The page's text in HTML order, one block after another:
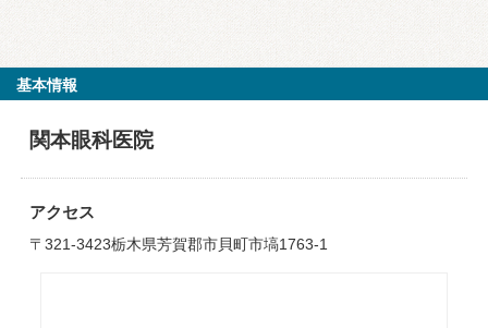
基本情報
関本眼科医院
アクセス
〒321-3423栃木県芳賀郡市貝町市塙1763-1